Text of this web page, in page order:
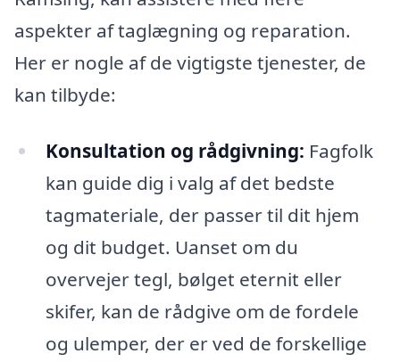
aspekter af taglægning og reparation.
Her er nogle af de vigtigste tjenester, de
kan tilbyde:
Konsultation og rådgivning: Fagfolk
kan guide dig i valg af det bedste
tagmateriale, der passer til dit hjem
og dit budget. Uanset om du
overvejer tegl, bølget eternit eller
skifer, kan de rådgive om de fordele
og ulemper, der er ved de forskellige